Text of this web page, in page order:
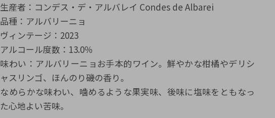
生産者：コンデス・デ・アルバレイ Condes de Albarei
品種：アルバリーニョ
ヴィンテージ：2023
アルコール度数：13.0％
味わい：アルバリーニョお手本的ワイン。鮮やかな柑橘やデリシ
ャスリンゴ、ほんのり磯の香り。
なめらかな味わい、噛めるような果実味、後味に塩味をともなっ
た心地よい苦味。